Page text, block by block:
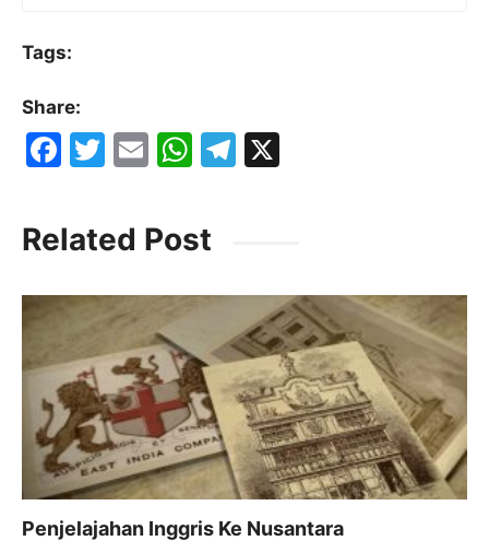
Tags:
Share:
F
c
e
b
o
o
k
T
itt
er
E
ai
l
W
at
s
A
p
T
a
m
Related Post
Penjelajahan Inggris Ke Nusantara